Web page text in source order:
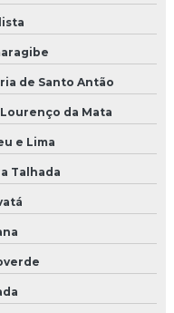
de Santo Antão
Lourenço da Mata
e Lima
Talhada